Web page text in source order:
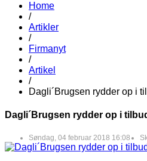
Home
/
Artikler
/
Firmanyt
/
Artikel
/
Dagli´Brugsen rydder op i
Dagli´Brugsen rydder op i
Søndag, 04 februar 2018 16:08